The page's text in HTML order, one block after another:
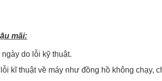
mãi:
do lỗi kỹ thuật.
kĩ thuật về máy như đồng hồ không chạy,